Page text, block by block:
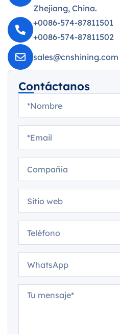
Zhejiang, China.
+0086-574-87811501
+0086-574-87811502
sales@cnshining.com
Contáctanos